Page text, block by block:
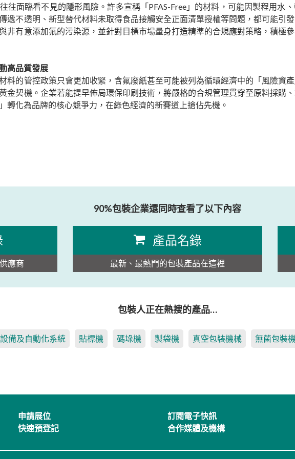
往面臨看不見的隱形風險。許多宣稱「PFAS-Free」的材料，可能因製程用水
遞不透明、新型替代材料未取得食品接觸安全正面清單授權等問題，都可能引
非有意添加氟的污染源，並針對目標市場量身打造精準的合規應對策略，積極
高品質發展
料的管控政策只會更加收緊，含氟廢紙甚至可能被列為循環經濟中的「風險資
金契機。企業若能提早佈局環保印刷技術，將嚴格的合規管理貫穿至原料採購
轉化為品牌的核心競爭力，在綠色經濟的新賽道上搶佔先機。
90%包裝企業還同時查看了以下內容
應商
產品名錄
最新、最熱門的包裝產品在這裡
包裝人正在熱搜的產品…
備及自動化系統 貼標機 碼垛機 製袋機 真空包裝機械 無菌包裝
申請展位
快速預登記
訂閱電子快訊
合作媒體及機構